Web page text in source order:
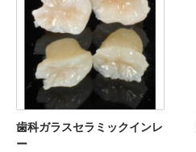
歯科ガラスセラミックインレ
ー